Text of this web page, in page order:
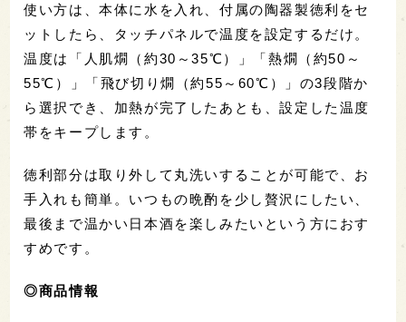
使い方は、本体に水を入れ、付属の陶器製徳利をセ
ットしたら、タッチパネルで温度を設定するだけ。
温度は「人肌燗（約30～35℃）」「熱燗（約50～
55℃）」「飛び切り燗（約55～60℃）」の3段階か
ら選択でき、加熱が完了したあとも、設定した温度
帯をキープします。
徳利部分は取り外して丸洗いすることが可能で、お
手入れも簡単。いつもの晩酌を少し贅沢にしたい、
最後まで温かい日本酒を楽しみたいという方におす
すめです。
◎商品情報